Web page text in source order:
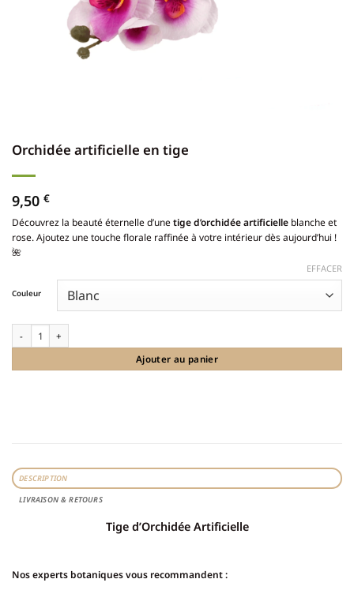
Orchidée artificielle en tige
9,50 €
Couleur
EFFACER
quantité de Orchidée artificielle en tige
Ajouter au panier
Découvrez la beauté éternelle d’unetige d’orchidée artificielle blanche et
rose. Ajoutez une touche florale raffinée à votre intérieur dès aujourd’hui !
🌺
DESCRIPTION
LIVRAISON & RETOURS
Tige d’Orchidée Artificielle
Nos experts botaniques vous recommandent :